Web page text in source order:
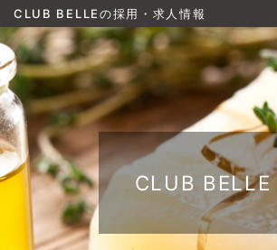
CLUB BELLEの採用・求人情報
CLUB BELLE